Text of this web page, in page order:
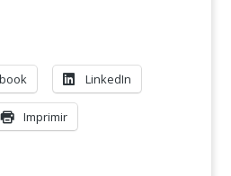
LinkedIn
Imprimir